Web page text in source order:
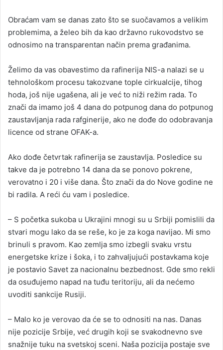
Obraćam vam se danas zato što se suočavamos a velikim
problemima, a želeo bih da kao državno rukovodstvo se
odnosimo na transparentan način prema građanima.
Želimo da vas obavestimo da rafinerija NIS-a nalazi se u
tehnološkom procesu takozvane tople cirkualcije, tihog
hoda, još nije ugašena, ali je već to niži režim rada. To
znači da imamo još 4 dana do potpunog dana do potpunog
zaustavljanja rada rafginerije, ako ne dođe do odobravanja
licence od strane OFAK-a.
Ako dođe četvrtak rafinerija se zaustavlja. Posledice su
takve da je potrebno 14 dana da se ponovo pokrene,
verovatno i 20 i više dana. Što znači da do Nove godine ne
bi radila. A reći ću vam i posledice.
– S početka sukoba u Ukrajini mnogi su u Srbiji pomislili da
stvari mogu lako da se reše, ko je za koga navijao. Mi smo
brinuli s pravom. Kao zemlja smo izbegli svaku vrstu
energetske krize i šoka, i to zahvaljujući postavkama koje
je postavio Savet za nacionalnu bezbednost. Gde smo rekli
da osuđujemo napad na tuđu teritoriju, ali da nećemo
uvoditi sankcije Rusiji.
– Malo ko je verovao da će se to odnositi na nas. Danas
nije pozicije Srbije, već drugih koji se svakodnevno sve
snažnije tuku na svetskoj sceni. Naša pozicija postaje sve